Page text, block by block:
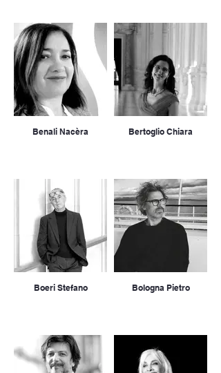
Benali Nacèra Bertoglio Chiara
Boeri Stefano Bologna Pietro